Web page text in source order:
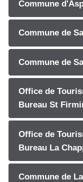
Commune
Commune de
Commune de
Office de
Bureau St
Office de
Bureau La
Commune de